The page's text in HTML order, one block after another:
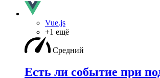
Vue.js
+1 ещё
Средний
Есть ли событие при